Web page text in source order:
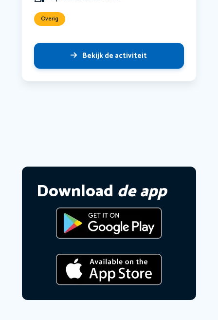
Overig
Bekijk de activiteit
Download de app